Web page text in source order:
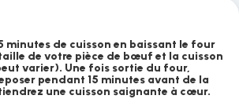
minutes de cuisson en baissant le four
de votre pièce de bœuf et la cuisson
varier). Une fois sortie du four,
pendant 15 minutes avant de la
une cuisson saignante à cœur.